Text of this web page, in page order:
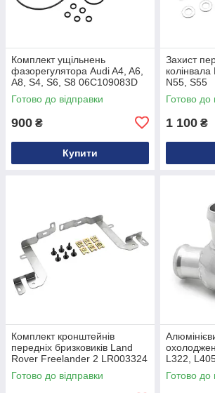
Комплект ущільнень
фазорегулятора Audi A4, A6,
A8, S4, S6, S8 06C109083D
Готово до відправки
900 ₴
Купити
Захист
N55, S55
Готово до
1 100 ₴
Комплект кронштейнів
передніх бризковиків Land
Rover Freelander 2 LR003324
Готово до відправки
L322,
Sport
LR022718
Готово до